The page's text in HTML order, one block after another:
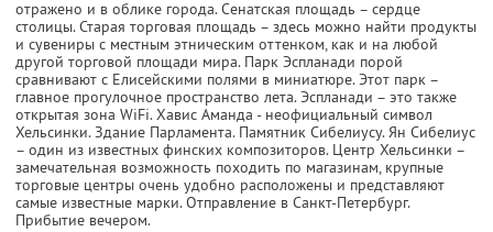
отражено и в облике города. Сенатская площадь – сердце
столицы. Старая торговая площадь – здесь можно найти продукты
и сувениры с местным этническим оттенком, как и на любой
другой торговой площади мира. Парк Эспланади порой
сравнивают с Елисейскими полями в миниатюре. Этот парк –
главное прогулочное пространство лета. Эспланади – это также
открытая зона WiFi. Хавис Аманда - неофициальный символ
Хельсинки. Здание Парламента. Памятник Сибелиусу. Ян Сибелиус
– один из известных финских композиторов. Центр Хельсинки –
замечательная возможность походить по магазинам, крупные
торговые центры очень удобно расположены и представляют
самые известные марки. Отправление в Санкт-Петербург.
Прибытие вечером.